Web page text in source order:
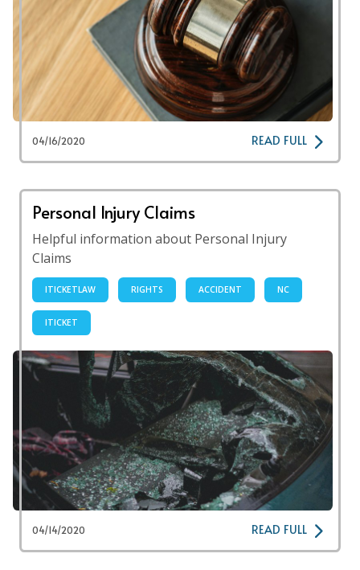
04/16/2020 READ FULL
Personal Injury Claims
Helpful information about Personal Injury
Claims
ITICKETLAW RIGHTS ACCIDENT NC
ITICKET
04/14/2020 READ FULL